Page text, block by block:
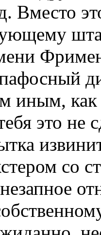
Вместо
иным,
это не
со